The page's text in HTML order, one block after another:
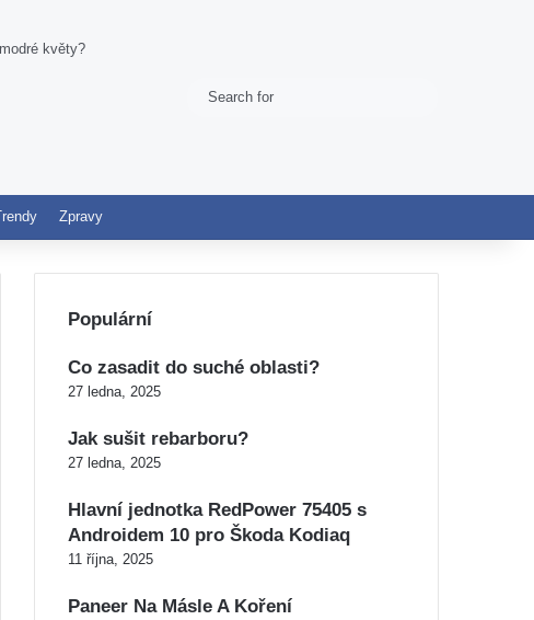
květy?
Switch skin
Zpravy
Populární
Co zasadit do suché oblasti?
27 ledna, 2025
Jak sušit rebarboru?
27 ledna, 2025
Hlavní jednotka RedPower 75405 s
Androidem 10 pro Škoda Kodiaq
11 října, 2025
Paneer Na Másle A Koření